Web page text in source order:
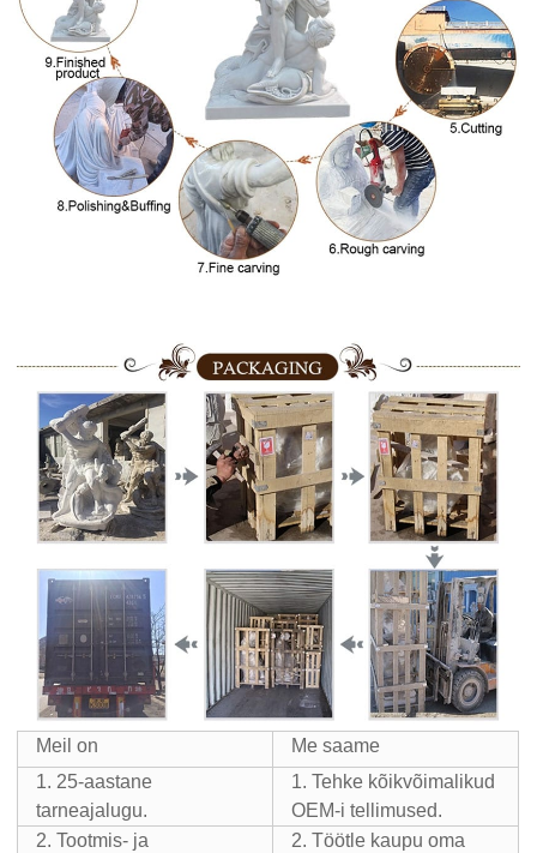
Meil on
Me saame
1. 25-aastane
tarneajalugu.
1. Tehke kõikvõimalikud
OEM-i tellimused.
2. Tootmis- ja
2. Töötle kaupu oma